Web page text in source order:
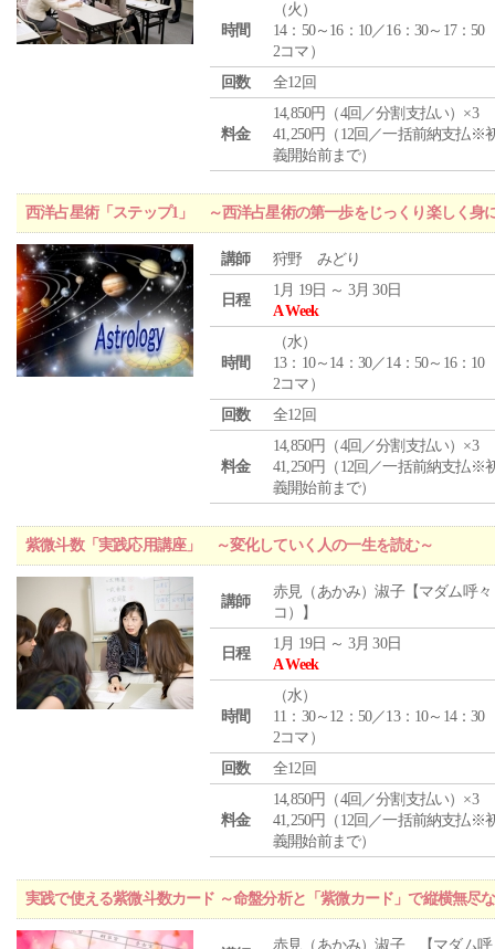
時間
（火 ）
14：50～16：10／16：30～17：50
2コマ）
回数
全12回
料金
14,850円（4回／分割支払い）×3
41,250円（12回／一括前納支払※
義開始前まで）
西洋占星術「ステップ1」 ～西洋占星術の第一歩をじっくり楽しく身
講師 狩野 みどり
日程
1月 19日 ～ 3月 30日
A Week
時間
（水）
13：10～14：30／14：50～16：10
2コマ）
回数
全12回
料金
14,850円（4回／分割支払い）×3
41,250円（12回／一括前納支払※
義開始前まで）
紫微斗数「実践応用講座」 ～変化していく人の一生を読む～
講師
赤見（あかみ）淑子【マダム呼々
コ）】
日程
1月 19日 ～ 3月 30日
A Week
時間
（水）
11：30～12：50／13：10～14：30
2コマ）
回数
全12回
料金
14,850円（4回／分割支払い）×3
41,250円（12回／一括前納支払※
義開始前まで）
実践で使える紫微斗数カード ～命盤分析と「紫微カード」で縦横無尽
赤見（あかみ）淑子 【マダム呼